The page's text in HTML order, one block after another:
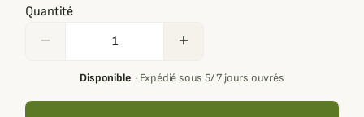
Quantité
remove add
Disponible· Expédié sous 5/ 7 jours ouvrés